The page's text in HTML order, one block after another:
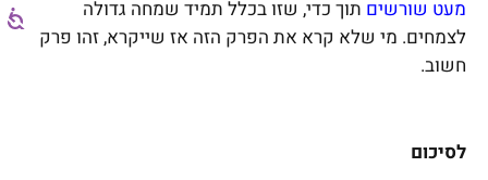
מעט שורשים תוך כדי, שזו בכלל תמיד שמחה גדולה
לצמחים. מי שלא קרא את הפרק הזה אז שייקרא, זהו פרק
חשוב.
לסיכום